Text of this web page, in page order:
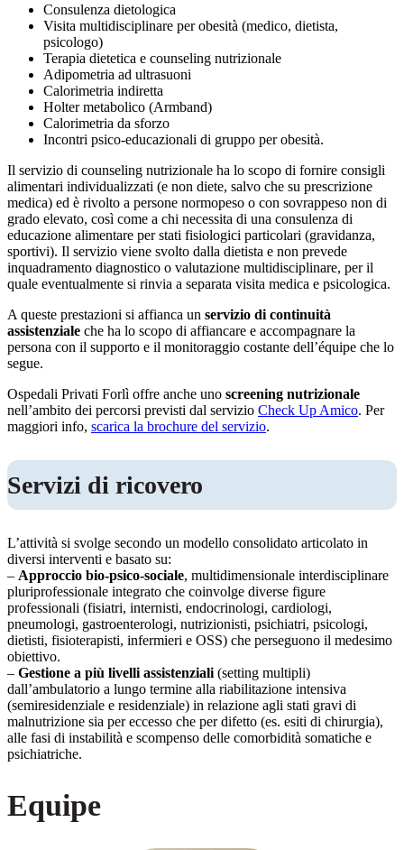
Consulenza dietologica
Visita multidisciplinare per obesità (medico, dietista,
psicologo)
Terapia dietetica e counseling nutrizionale
Adipometria ad ultrasuoni
Calorimetria indiretta
Holter metabolico (Armband)
Calorimetria da sforzo
Incontri psico-educazionali di gruppo per obesità.
Il servizio di counseling nutrizionale ha lo scopo di fornire consigli
alimentari individualizzati (e non diete, salvo che su prescrizione
medica) ed è rivolto a persone normopeso o con sovrappeso non di
grado elevato, così come a chi necessita di una consulenza di
educazione alimentare per stati fisiologici particolari (gravidanza,
sportivi). Il servizio viene svolto dalla dietista e non prevede
inquadramento diagnostico o valutazione multidisciplinare, per il
quale eventualmente si rinvia a separata visita medica e psicologica.
A queste prestazioni si affianca un servizio di continuità
assistenziale che ha lo scopo di affiancare e accompagnare la
persona con il supporto e il monitoraggio costante dell’équipe che lo
segue.
Ospedali Privati Forlì offre anche uno screening nutrizionale
nell’ambito dei percorsi previsti dal servizio Check Up Amico. Per
maggiori info, scarica la brochure del servizio.
Servizi di ricovero
L’attività si svolge secondo un modello consolidato articolato in
diversi interventi e basato su:
– Approccio bio-psico-sociale, multidimensionale interdisciplinare
pluriprofessionale integrato che coinvolge diverse figure
professionali (fisiatri, internisti, endocrinologi, cardiologi,
pneumologi, gastroenterologi, nutrizionisti, psichiatri, psicologi,
dietisti, fisioterapisti, infermieri e OSS) che perseguono il medesimo
obiettivo.
– Gestione a più livelli assistenziali (setting multipli)
dall’ambulatorio a lungo termine alla riabilitazione intensiva
(semiresidenziale e residenziale) in relazione agli stati gravi di
malnutrizione sia per eccesso che per difetto (es. esiti di chirurgia),
alle fasi di instabilità e scompenso delle comorbidità somatiche e
psichiatriche.
Equipe